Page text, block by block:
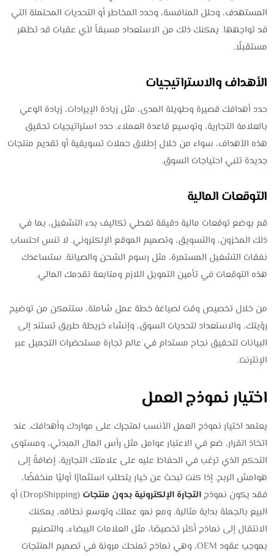
المستهدف، وحلل المنافسة، وحدد المخاطر أو التحديات المحتملة التي
قد تواجهها. يمكنك ذلك من الاستعداد مسبقاً لأي عقبات قد تظهر
مستقبلًا.
الأهداف والاستراتيجيات
حدد أهدافك قصيرة وطويلة المدى، مثل زيادة الإيرادات، زيادة الوعي
بالعلامة التجارية، وتوسيع قاعدة العملاء. حدد استراتيجيات تحقيق
هذه الأهداف، سواء من خلال إطلاق حملات تسويقية أو تقديم منتجات
جديدة تلبي احتياجات السوق.
التوقعات المالية
قم بوضع توقعات مالية دقيقة تغطي تكاليف بدء التشغيل، بما في
ذلك المخزون، والتسويق، وتصميم الموقع الإلكتروني. لا تنس احتساب
نفقات التشغيل المستمرة، مثل رسوم الشحن والصيانة. ستساعدك
هذه التوقعات في تأمين التمويل اللازم ومتابعة تقدمك المالي.
من خلال تخصيص وقت لصياغة خطة عمل شاملة، ستتمكن من توضيح
رؤيتك، والاستعداد لتحديات السوق، وإنشاء خريطة طريق تستند إلى
البيانات لتحقيق نجاح مستدام في عالم تجارة مستحضرات التجميل عبر
الإنترنت.
اختيار نموذج العمل
يعتمد اختيار نموذج العمل الأنسب لمتجرك على مواردك وأهدافك. عند
اتخاذ القرار، ضع في الاعتبار عوامل مثل رأس المال المبدئي، ومستوى
التحكم الذي ترغب في الحفاظ عليه على علامتك التجارية، إضافةً إلى
هوامش الربح. إذا كنت تبحث عن خيار يتطلب استثمارًا أوليًا منخفضًا،
فقد يكون نموذجالتجارة الإلكترونية بدون منتجات
(DropShipping) أو
البيع بالجملة بداية مثالية. ومع نمو عملك وتوسع نطاقه، يمكنك
الانتقال إلى نماذج أكثر تخصيصًا، مثل العلامات البيضاء، والتصنيع
بموجب عقود OEM، وهي نماذج تمنحك مرونة في تصميم المنتجات